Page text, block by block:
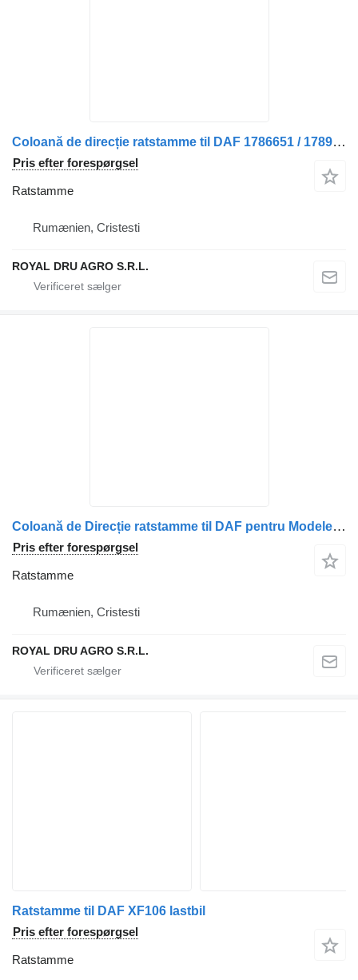
Coloană de direcție ratstamme til DAF 1786651 / 1789640 lastbil
Pris efter forespørgsel
Ratstamme
Rumænien, Cristesti
ROYAL DRU AGRO S.R.L.
Coloană de Direcție ratstamme til DAF pentru Modele Camioane – Piese Originale Coduri 1868903, 1980137, 2036857, 2046648 lastbil
Pris efter forespørgsel
Ratstamme
Rumænien, Cristesti
ROYAL DRU AGRO S.R.L.
Ratstamme til DAF XF106 lastbil
Pris efter forespørgsel
Ratstamme